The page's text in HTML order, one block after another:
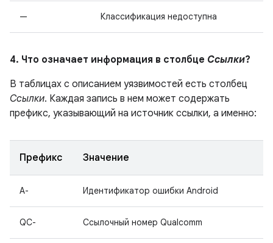
— Классификация недоступна
4. Что означает информация в столбце Ссылки?
В таблицах с описанием уязвимостей есть столбец
Ссылки. Каждая запись в нем может содержать
префикс, указывающий на источник ссылки, а именно:
Префикс Значение
A- Идентификатор ошибки Android
QC- Ссылочный номер Qualcomm